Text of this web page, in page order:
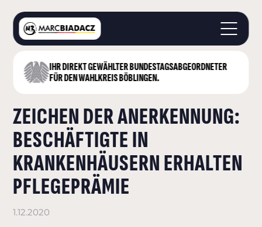
IHR DIREKT GEWÄHLTER BUNDESTAGS­ABGEORDNETER
FÜR DEN WAHLKREIS BÖBLINGEN.
STARTSEITE
LANDKREIS BÖBLINGEN
DEUTSCHER BUNDESTAG
AKTUELLES
KONTAKT
ZEICHEN DER ANERKENNUNG:
BESCHÄFTIGTE IN
KRANKENHÄUSERN ERHALTEN
PFLEGEPRÄMIE
1.12.2020